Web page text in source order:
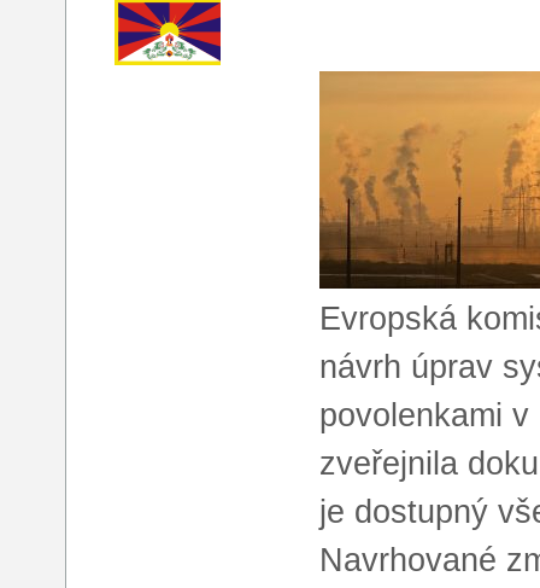
Evropská
návrh úprav
povolenkami
zveřejnila
je dostupný
Navrhované